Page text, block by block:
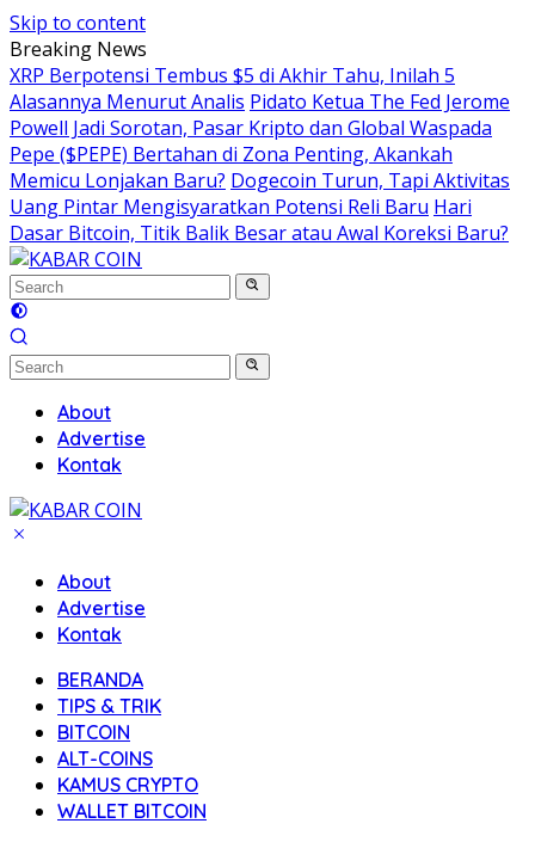
Skip to content
Breaking News
XRP Berpotensi Tembus $5 di Akhir Tahu, Inilah 5
Alasannya Menurut Analis Pidato Ketua The Fed Jerome
Powell Jadi Sorotan, Pasar Kripto dan Global Waspada
Pepe ($PEPE) Bertahan di Zona Penting, Akankah
Memicu Lonjakan Baru? Dogecoin Turun, Tapi Aktivitas
Uang Pintar Mengisyaratkan Potensi Reli Baru Hari
Dasar Bitcoin, Titik Balik Besar atau Awal Koreksi Baru?
About
Advertise
Kontak
About
Advertise
Kontak
BERANDA
TIPS & TRIK
BITCOIN
ALT-COINS
KAMUS CRYPTO
WALLET BITCOIN